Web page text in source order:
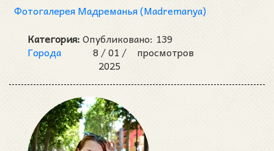
Фотогалерея Мадреманья (Madremanya)
Категория:
Города
Опубликовано:
8 /01 /
2025
139
просмотров